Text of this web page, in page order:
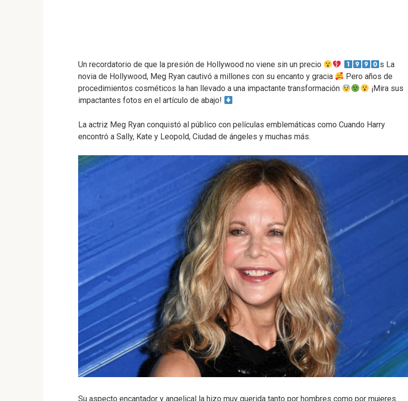
Un recordatorio de que la presión de Hollywood no viene sin un precio
s La
novia de Hollywood, Meg Ryan cautivó a millones con su encanto y gracia
Pero años de
procedimientos cosméticos la han llevado a una impactante transformación
¡Mira sus
impactantes fotos en el artículo de abajo!
La actriz Meg Ryan conquistó al público con películas emblemáticas como Cuando Harry
encontró a Sally, Kate y Leopold, Ciudad de ángeles y muchas más.
Su aspecto encantador y angelical la hizo muy querida tanto por hombres como por mujeres.